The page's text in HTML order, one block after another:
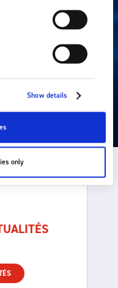
Show details
only
la générer dans des